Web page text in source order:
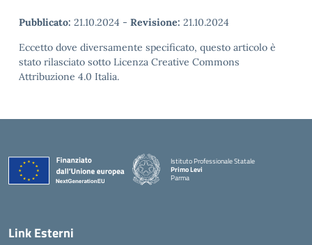
Pubblicato: 21.10.2024 - Revisione: 21.10.2024
Eccetto dove diversamente specificato, questo articolo è
stato rilasciato sotto Licenza Creative Commons
Attribuzione 4.0 Italia.
Istituto Professionale Statale
Primo Levi
Parma
Link Esterni